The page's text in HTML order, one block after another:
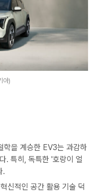
아)
학을 계승한 EV3는 과감하
. 특히, 독특한 '호랑이 얼
.
신적인 공간 활용 기술 덕